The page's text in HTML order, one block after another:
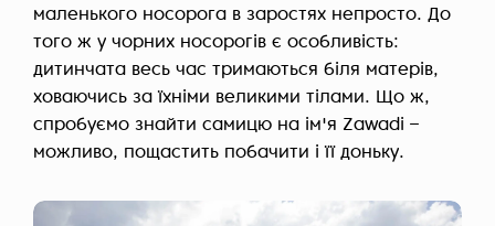
маленького носорога в заростях непросто. До
того ж у чорних носорогів є особливість:
дитинчата весь час тримаються біля матерів,
ховаючись за їхніми великими тілами. Що ж,
спробуємо знайти самицю на ім'я Zawadi –
можливо, пощастить побачити і її доньку.